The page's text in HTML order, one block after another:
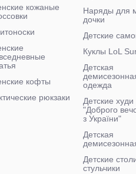
кожаные
кофты
рюкзаки
Наряды для
дочки
Детские
Куклы LoL
Детская
одежда
Детские худи
"Доброго
з України"
Детская
Детские
стульчики